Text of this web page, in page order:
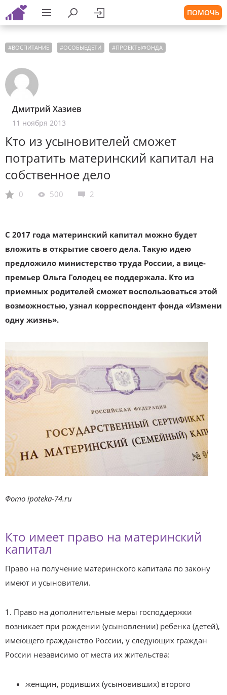
ПОМОЧЬ
#ВОСПИТАНИЕ #ОСОБЫЕДЕТИ #ПРОЕКТЫФОНДА
Дмитрий Хазиев
11 ноября 2013
Кто из усыновителей сможет
потратить материнский капитал на
собственное дело
0 500 2
С 2017 года материнский капитал можно будет
вложить в открытие своего дела. Такую идею
предложило министерство труда России, а вице-
премьер Ольга Голодец ее поддержала. Кто из
приемных родителей сможет воспользоваться этой
возможностью, узнал корреспондент фонда «Измени
одну жизнь».
Фото ipoteka-74.ru
Кто имеет право на материнский
капитал
Право на получение материнского капитала по закону
имеют и усыновители.
1. Право на дополнительные меры господдержки
возникает при рождении (усыновлении) ребенка (детей),
имеющего гражданство России, у следующих граждан
России независимо от места их жительства:
женщин, родивших (усыновивших) второго